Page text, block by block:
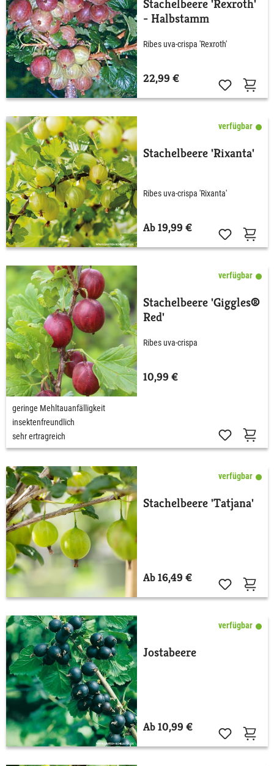
Stachelbeere 'Rexroth'
- Halbstamm
Ribes uva-crispa 'Rexroth'
22,99 €
verfügbar
Stachelbeere 'Rixanta'
Ribes uva-crispa 'Rixanta'
Ab 19,99 €
verfügbar
Stachelbeere 'Giggles®
Red'
Ribes uva-crispa
10,99 €
geringe Mehltauanfälligkeit
insektenfreundlich
sehr ertragreich
verfügbar
Stachelbeere 'Tatjana'
Ab 16,49 €
verfügbar
Jostabeere
Ab 10,99 €